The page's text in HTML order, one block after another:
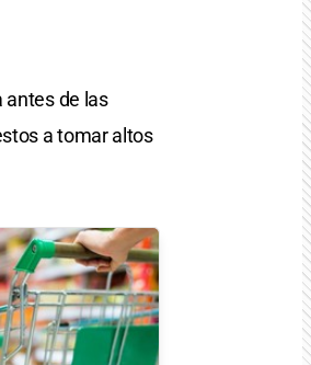
antes de las
a tomar altos